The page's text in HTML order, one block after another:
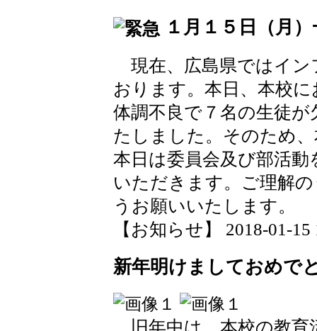
１月１５日（月
現在、広島県ではイン
おります。本日、本校
体調不良で７名の生徒
たしました。そのため
本日は委員会及び部活
いただきます。ご理解
うお願いいたします。
【お知らせ】 2018-01-15
新年明けましておめで
旧年中は、本校の教育